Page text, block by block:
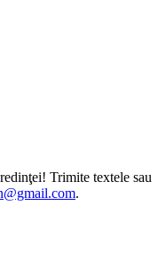
Trimite textele sau
.